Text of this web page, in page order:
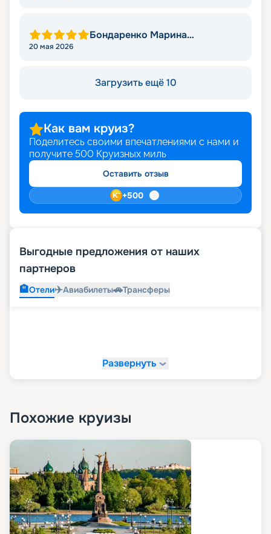
Бондаренко Марина
20 мая 2026
Загрузить ещё 10
Как вам круиз?
Поделитесь своими впечатлениями с нами и
получите 500 Круизных миль
Оставить отзыв
+500
Выгодные предложения от наших
партнеров
🏨Отели✈️Авиабилеты🚗Трансферы
Развернуть
Похожие круизы